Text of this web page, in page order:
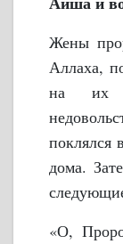
Жены
Аллаха,
на их
поклялся
дома.
«О,